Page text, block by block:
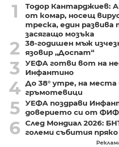
1
Тодор Кантарджиев:
от комар, носещ
треска, един
засягащо мозъка
2
38-годишен мъж
язовир „Доспат“
3
УЕФА готви вот на
Инфантино
4 До 38° утре, на
гръмотевици
5 УЕФА поздрави
доверието си от
6 След Мондиал 2026:
големи събития пряко